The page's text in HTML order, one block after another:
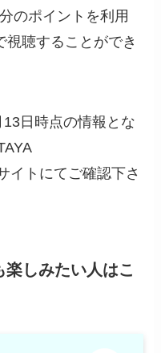
のポイントを利用
聴することができ
日時点の情報とな
イトにてご確認下さ
しみたい人はこ